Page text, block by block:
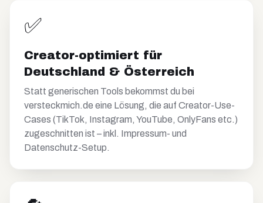
✅
Creator-optimiert für
Deutschland & Österreich
Statt generischen Tools bekommst du bei
versteckmich.de eine Lösung, die auf Creator-Use-
Cases (TikTok, Instagram, YouTube, OnlyFans etc.)
zugeschnitten ist – inkl. Impressum- und
Datenschutz-Setup.